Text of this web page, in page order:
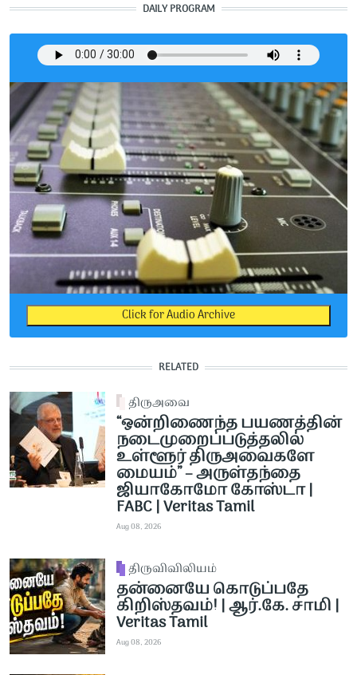
DAILY PROGRAM
Click for Audio Archive
RELATED
திருஅவை
“ஒன்றிணைந்த பயணத்தின்
நடைமுறைப்படுத்தலில்
உள்ளூர் திருஅவைகளே
மையம்” – அருள்தந்தை
ஜியாகோமோ கோஸ்டா |
FABC | Veritas Tamil
Aug 08, 2026
திருவிவிலியம்
தன்னையே கொடுப்பதே
கிறிஸ்தவம்! | ஆர்.கே. சாமி |
Veritas Tamil
Aug 08, 2026